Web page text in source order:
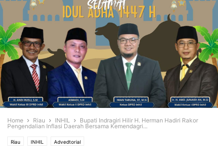
Home Riau INHIL
Bupati Indragiri Hilir H. Herman Hadiri Rakor
Pengendalian Inflasi Daerah Bersama Kemendagri...
Riau INHIL Advedtorial